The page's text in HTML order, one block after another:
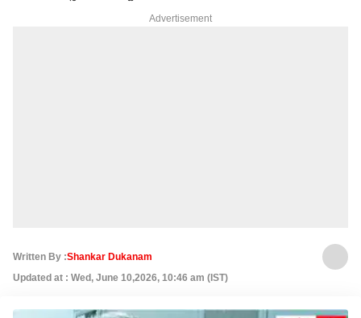
Advertisement
Written By :Shankar Dukanam
Updated at : Wed, June 10,2026, 10:46 am (IST)